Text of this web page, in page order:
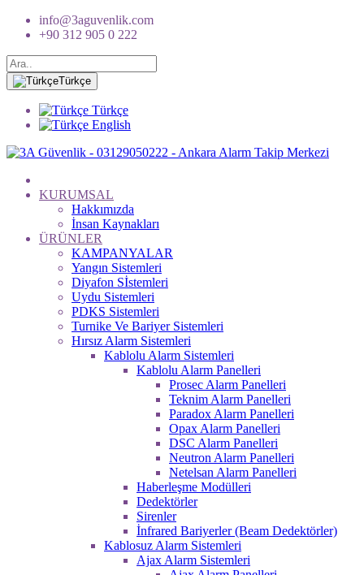
info@3aguvenlik.com
+90 312 905 0 222
Türkçe
Türkçe
English
KURUMSAL
Hakkımızda
İnsan Kaynakları
ÜRÜNLER
KAMPANYALAR
Yangın Sistemleri
Diyafon Sİstemleri
Uydu Sistemleri
PDKS Sistemleri
Turnike Ve Bariyer Sistemleri
Hırsız Alarm Sistemleri
Kablolu Alarm Sistemleri
Kablolu Alarm Panelleri
Prosec Alarm Panelleri
Teknim Alarm Panelleri
Paradox Alarm Panelleri
Opax Alarm Panelleri
DSC Alarm Panelleri
Neutron Alarm Panelleri
Netelsan Alarm Panelleri
Haberleşme Modülleri
Dedektörler
Sirenler
İnfrared Bariyerler (Beam Dedektörler)
Kablosuz Alarm Sistemleri
Ajax Alarm Sistemleri